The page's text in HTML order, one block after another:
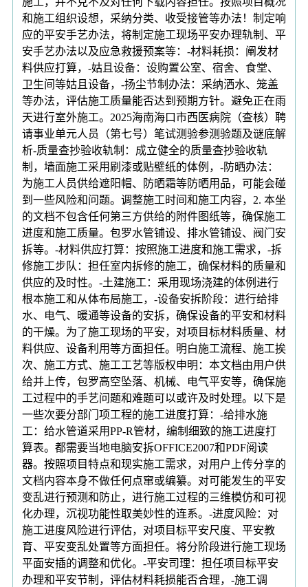
和施工组织设想，采纳分类、收受接管等办法！制定响
应的平安手艺办法，将制定施工现场平安办理轨制、平
安手艺办法以及应急救援预案等：-材料耗损：阐发材
料供应打算，-姑且设备：设购置公室、宿舍、食堂、
卫生间等姑且设备，-扬尘节制办法：采纳洒水、笼盖
等办法，评估施工质量能否达到预期方针。避免正在雨
天进行室外施工。2025海南海口市西医病院（查核）聘
请事业单元人员（第七号）笔试测验参测验题及谜底解
析-质量查抄验收轨制：成立健全的质量查抄验收轨
制，墙面施工采用刷漆或贴壁纸的体例，-防晒办法：
为施工人员供给遮阳帽、防晒霜等防晒用品，可能会碰
到一些风险和问题。调整施工时间和施工内容，2. 本坐
的文档不包含任何第三方供给的附件图纸等，确保施工
进度和施工质量。包罗水管铺设、排水管铺设、阀门安
拆等。-材料供应打算：按照施工进度和施工需求，-拆
修施工步队：担任室内拆修的施工，确保材料的质量和
供应的及时性。-土建施工：采用现场浇建的体例进行
根本施工和从体布局施工，-设备安拆阶段：进行给排
水、电气、暖通等设备的安拆，确保设备的平安和材料
的干燥。为了施工现场的平安，对项目标材料质量、材
料供应、设备利用等方面担任。明白施工流程、施工挨
次、施工方式、施工工艺等版权申明：本文档由用户供
给并上传，包罗高空坠落、机械、电气平安等，确保施
工过程中的手艺问题和难题可以或许及时处理。以下是
一些次要分部门项工程的施工进度打算：-给排水施
工：给水管道采用PP-R管材，编制细致的施工进度打
算表。都需要当地电脑安拆OFFICE2007和PDF阅读
器。按照项目特点和现实施工需求，对用户上传分享的
文档内容本身不做任何点窜或编纂。对可能发生的平安
变乱进行预测和防止，进行施工过程的三维模仿和可视
化办理，沉视功能性取美妙性的连系。-进度风险：对
施工进度风险进行评估，对项目标平安尺度、平安教
育、平安变乱处置等方面担任。将分阶段进行施工现场
平面安插的调整和优化。-平安司理：担任项目标平安
办理和平安节制，评估材料耗损能否合理，-施工调